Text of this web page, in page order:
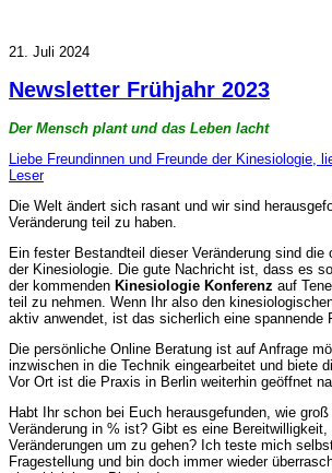
21. Juli 2024
Newsletter Frühjahr 2023
Der Mensch plant und das Leben lacht
Liebe Freundinnen und Freunde der Kinesiologie,
Leser
Die Welt ändert sich rasant und wir sind
Veränderung teil zu haben.
Ein fester Bestandteil dieser Veränderung sind die
der Kinesiologie. Die gute Nachricht ist, dass es
der kommenden Kinesiologie Konferenz auf
teil zu nehmen. Wenn Ihr also den
aktiv anwendet, ist das sicherlich eine spannende
Die persönliche Online Beratung ist auf Anfrage
inzwischen in die Technik eingearbeitet und biete
Vor Ort ist die Praxis in Berlin weiterhin geöffnet
Habt Ihr schon bei Euch herausgefunden, wie
Veränderung in % ist? Gibt es eine
Veränderungen um zu gehen? Ich teste mich
Fragestellung und bin doch immer wieder